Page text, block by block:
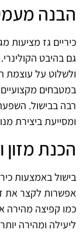
הבנה
כיריים גז מציעות
גם בהיבט
ולשלוט על עוצמת
במטבחים
רבה בבישול.
ומסייעת ביצירת
הכנת מזון
בישול באמצעות
אפשרות לקצר את
כמו קפיצה מהירה
ליעילה ומהירה